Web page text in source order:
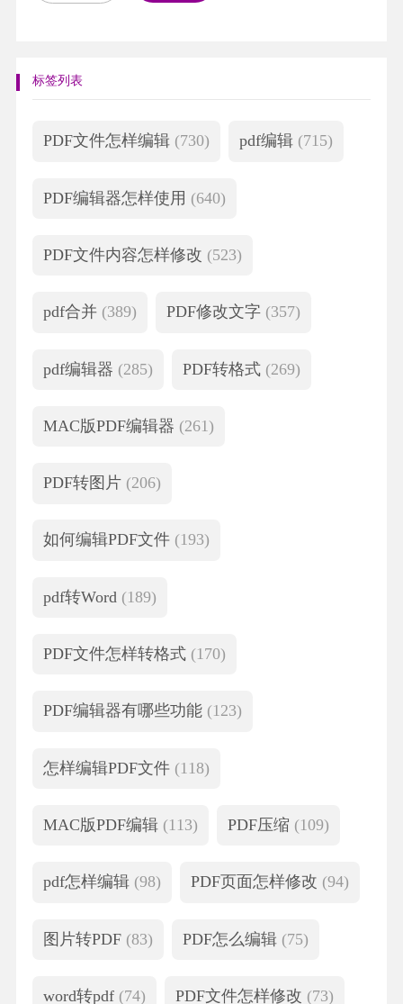
标签列表
PDF文件怎样编辑 (730) pdf编辑 (715)
PDF编辑器怎样使用 (640)
PDF文件内容怎样修改 (523)
pdf合并 (389) PDF修改文字 (357)
pdf编辑器 (285) PDF转格式 (269)
MAC版PDF编辑器 (261)
PDF转图片 (206)
如何编辑PDF文件 (193)
pdf转Word (189)
PDF文件怎样转格式 (170)
PDF编辑器有哪些功能 (123)
怎样编辑PDF文件 (118)
MAC版PDF编辑 (113) PDF压缩 (109)
pdf怎样编辑 (98) PDF页面怎样修改 (94)
图片转PDF (83) PDF怎么编辑 (75)
word转pdf (74) PDF文件怎样修改 (73)